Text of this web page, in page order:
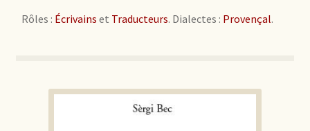
Rôles : Écrivains et Traducteurs. Dialectes : Provençal.